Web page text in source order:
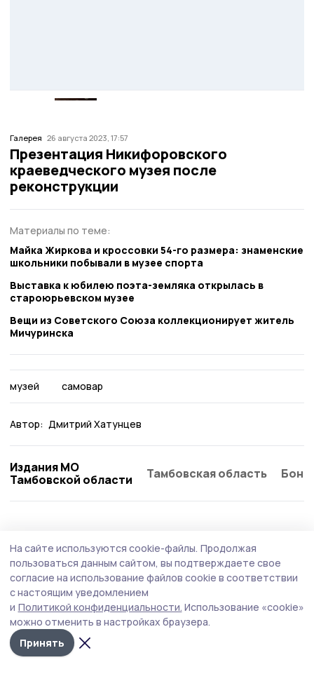
Галерея 26 августа 2023, 17:57
Презентация Никифоровского
краеведческого музея после
реконструкции
Материалы по теме:
Майка Жиркова и кроссовки 54-го размера: знаменские
школьники побывали в музее спорта
Выставка к юбилею поэта-земляка открылась в
староюрьевском музее
Вещи из Советского Союза коллекционирует житель
Мичуринска
музей самовар
Автор: Дмитрий Хатунцев
Издания МО
Тамбовской области
Тамбовская область
На сайте используются cookie-файлы. Продолжая
пользоваться данным сайтом, вы подтверждаете свое
согласие на использование файлов cookie в соответствии
с настоящим уведомлением
и Политикой конфиденциальности. Использование «cookie»
можно отменить в настройках браузера.
Принять